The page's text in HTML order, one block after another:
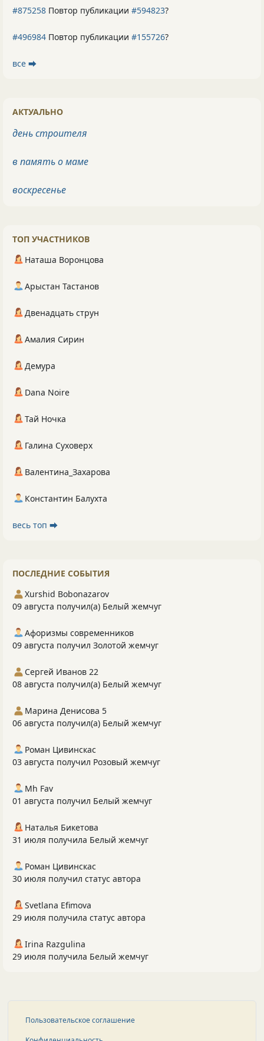
#875258 Повтор публикации #594823?
#496984 Повтор публикации #155726?
все ⮕
АКТУАЛЬНО
день строителя
в память о маме
воскресенье
ТОП УЧАСТНИКОВ
Наташа Воронцова
Арыстан Тастанов
Двенадцать струн
Амалия Сирин
Демура
Dana Noire
Тай Ночка
Галина Суховерх
Валентина_Захарова
Константин Балухта
весь топ ⮕
ПОСЛЕДНИЕ СОБЫТИЯ
Xurshid Bobonazarov
09 августа получил(а) Белый жемчуг
Афоризмы современников
09 августа получил Золотой жемчуг
Сергей Иванов 22
08 августа получил(а) Белый жемчуг
Марина Денисова 5
06 августа получил(а) Белый жемчуг
Роман Цивинскас
03 августа получил Розовый жемчуг
Mh Fav
01 августа получил Белый жемчуг
Наталья Бикетова
31 июля получила Белый жемчуг
Роман Цивинскас
30 июля получил статус автора
Svetlana Efimova
29 июля получила статус автора
Irina Razgulina
29 июля получила Белый жемчуг
Пользовательское соглашение